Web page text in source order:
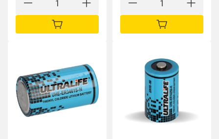
IN DEN WARENKORB IN DEN WARENKORB